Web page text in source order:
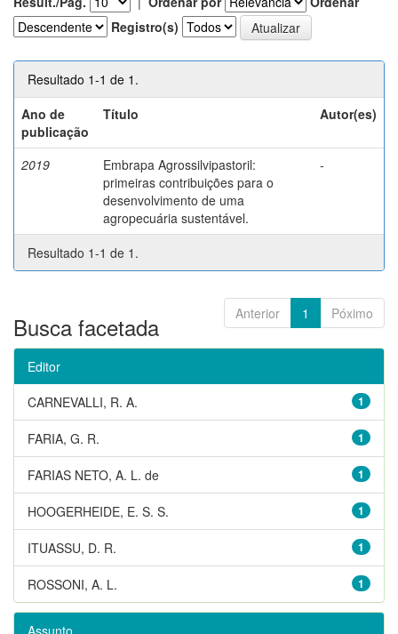
Registro(s)
Resultado 1-1 de 1.
Ano de
publicação
Título Autor(es)
2019
Embrapa Agrossilvipastoril:
primeiras contribuições para o
desenvolvimento de uma
agropecuária sustentável.
-
Resultado 1-1 de 1.
Anterior 1 Póximo
Busca facetada
Editor
1
CARNEVALLI, R. A.
1
FARIA, G. R.
1
FARIAS NETO, A. L. de
1
HOOGERHEIDE, E. S. S.
1
ITUASSU, D. R.
1
ROSSONI, A. L.
Assunto